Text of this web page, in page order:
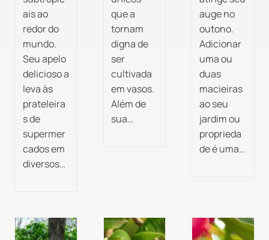
ais ao
redor do
mundo.
Seu apelo
delicioso a
leva às
prateleira
s de
supermer
cados em
diversos…
que a
tornam
digna de
ser
cultivada
em vasos.
Além de
sua…
auge no
outono.
Adicionar
uma ou
duas
macieiras
ao seu
jardim ou
proprieda
de é uma…